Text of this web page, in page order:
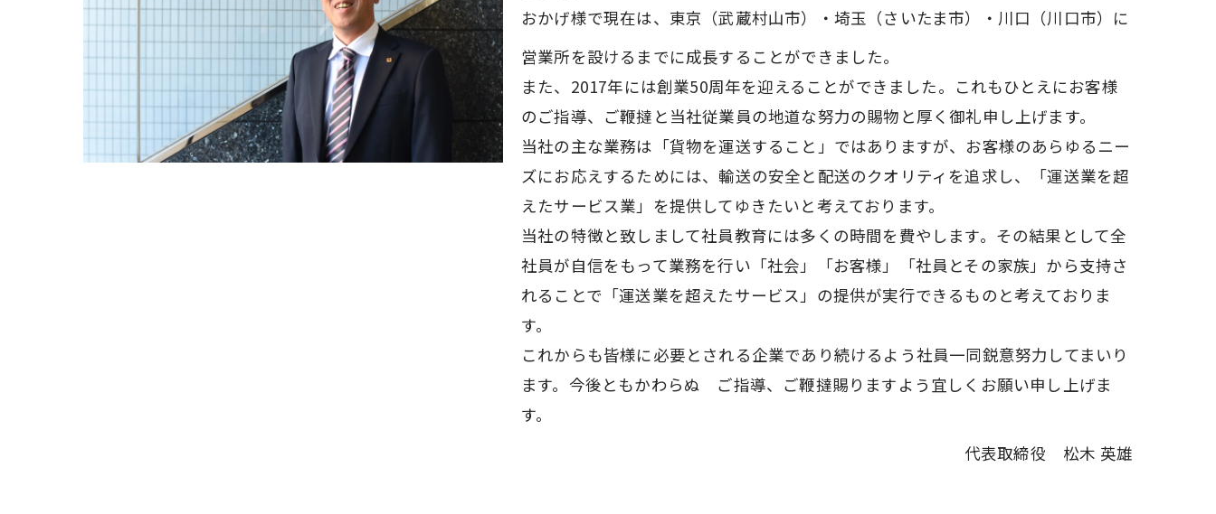
おかげ様で現在は、東京（武蔵村山市）・埼玉（さいたま市）・川口（川口市）に
営業所を設けるまでに成長することができました。
また、2017年には創業50周年を迎えることができました。これもひとえにお客様
のご指導、ご鞭撻と当社従業員の地道な努力の賜物と厚く御礼申し上げます。
当社の主な業務は「貨物を運送すること」ではありますが、お客様のあらゆるニー
ズにお応えするためには、輸送の安全と配送のクオリティを追求し、「運送業を超
えたサービス業」を提供してゆきたいと考えております。
当社の特徴と致しまして社員教育には多くの時間を費やします。その結果として全
社員が自信をもって業務を行い「社会」「お客様」「社員とその家族」から支持さ
れることで「運送業を超えたサービス」の提供が実行できるものと考えておりま
す。
これからも皆様に必要とされる企業であり続けるよう社員一同鋭意努力してまいり
ます。今後ともかわらぬ ご指導、ご鞭撻賜りますよう宜しくお願い申し上げま
す。
代表取締役 松木 英雄